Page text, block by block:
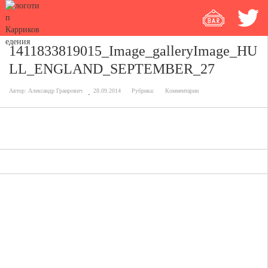
1411833819015_Image_galleryImage_HU
LL_ENGLAND_SEPTEMBER_27
Автор: Александр Граирович 28.09.2014 Рубрика: Комментарии